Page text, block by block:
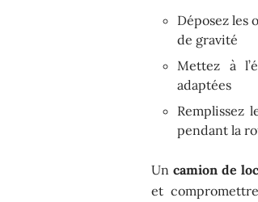
Déposez les
de gravité
Mettez à
adaptées
Remplissez
pendant la
Uncamion de
et